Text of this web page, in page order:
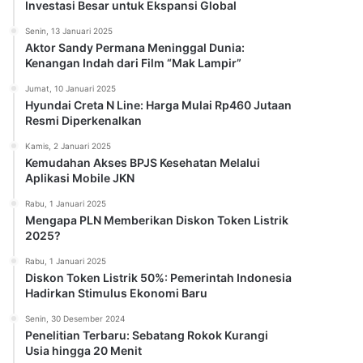
Investasi Besar untuk Ekspansi Global
Senin, 13 Januari 2025
Aktor Sandy Permana Meninggal Dunia:
Kenangan Indah dari Film “Mak Lampir”
Jumat, 10 Januari 2025
Hyundai Creta N Line: Harga Mulai Rp460 Jutaan
Resmi Diperkenalkan
Kamis, 2 Januari 2025
Kemudahan Akses BPJS Kesehatan Melalui
Aplikasi Mobile JKN
Rabu, 1 Januari 2025
Mengapa PLN Memberikan Diskon Token Listrik
2025?
Rabu, 1 Januari 2025
Diskon Token Listrik 50%: Pemerintah Indonesia
Hadirkan Stimulus Ekonomi Baru
Senin, 30 Desember 2024
Penelitian Terbaru: Sebatang Rokok Kurangi
Usia hingga 20 Menit